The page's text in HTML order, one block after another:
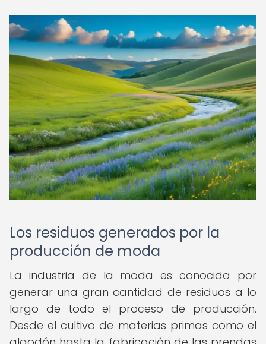
Los residuos generados por la
producción de moda
La industria de la moda es conocida por
generar una gran cantidad de residuos a lo
largo de todo el proceso de producción.
Desde el cultivo de materias primas como el